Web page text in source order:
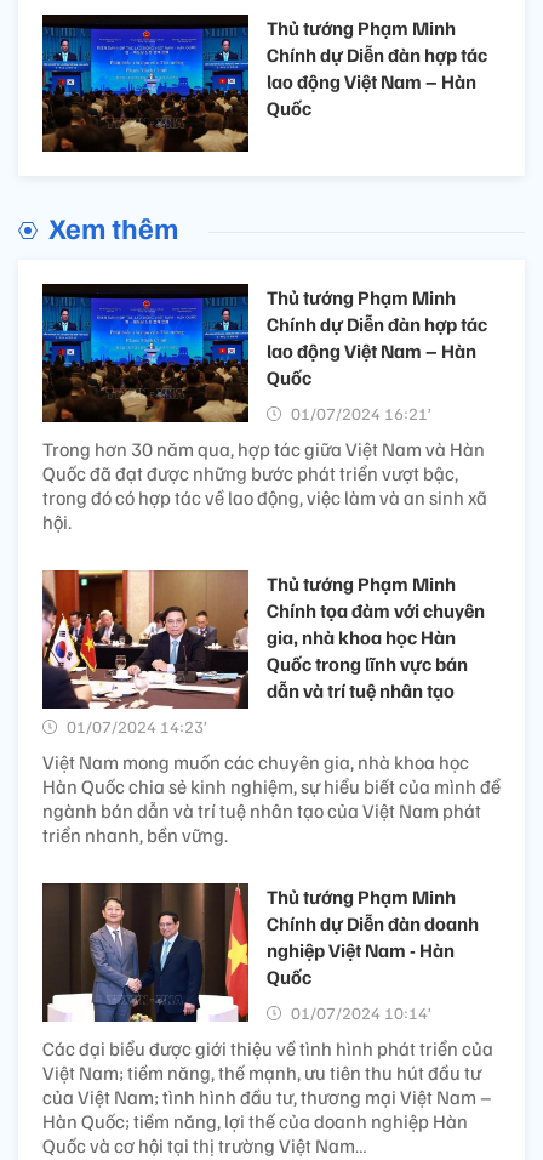
Thủ tướng Phạm Minh
Chính dự Diễn đàn hợp tác
lao động Việt Nam – Hàn
Quốc
Xem thêm
Thủ tướng Phạm Minh
Chính dự Diễn đàn hợp tác
lao động Việt Nam – Hàn
Quốc
01/07/2024 16:21’
Trong hơn 30 năm qua, hợp tác giữa Việt Nam và Hàn
Quốc đã đạt được những bước phát triển vượt bậc,
trong đó có hợp tác về lao động, việc làm và an sinh xã
hội.
Thủ tướng Phạm Minh
Chính tọa đàm với chuyên
gia, nhà khoa học Hàn
Quốc trong lĩnh vực bán
dẫn và trí tuệ nhân tạo
01/07/2024 14:23’
Việt Nam mong muốn các chuyên gia, nhà khoa học
Hàn Quốc chia sẻ kinh nghiệm, sự hiểu biết của mình để
ngành bán dẫn và trí tuệ nhân tạo của Việt Nam phát
triển nhanh, bền vững.
Thủ tướng Phạm Minh
Chính dự Diễn đàn doanh
nghiệp Việt Nam - Hàn
Quốc
01/07/2024 10:14’
Các đại biểu được giới thiệu về tình hình phát triển của
Việt Nam; tiềm năng, thế mạnh, ưu tiên thu hút đầu tư
của Việt Nam; tình hình đầu tư, thương mại Việt Nam –
Hàn Quốc; tiềm năng, lợi thế của doanh nghiệp Hàn
Quốc và cơ hội tại thị trường Việt Nam…